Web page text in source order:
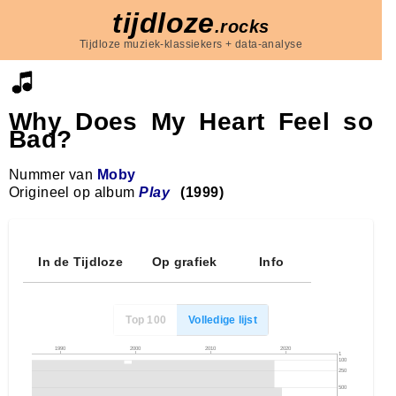
tijdloze.rocks
Tijdloze muziek-klassiekers + data-analyse
Why Does My Heart Feel so
Bad?
Nummer van Moby
Origineel op albumPlay (1999)
In de Tijdloze Op grafiek Info
Top 100 Volledige lijst
1990 2000 2010 2020
1
100
250
500